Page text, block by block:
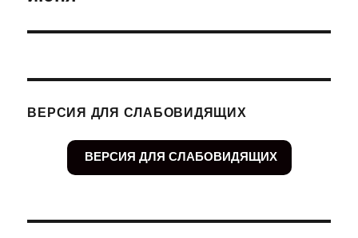
ВЕРСИЯ ДЛЯ СЛАБОВИДЯЩИХ
ВЕРСИЯ ДЛЯ СЛАБОВИДЯЩИХ